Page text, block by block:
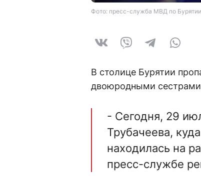
Фото: пресс-служба МВД по Бурятии
В столице Бурятии
двоюродными
- Сегодня, 29
Трубачеева,
находилась на
пресс-службе